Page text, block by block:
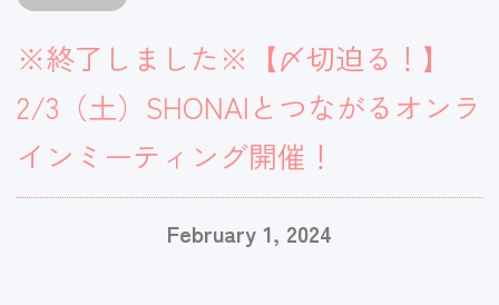
※終了しました※【〆切迫る！】
2/3（土）SHONAIとつながるオンラ
インミーティング開催！
February 1, 2024